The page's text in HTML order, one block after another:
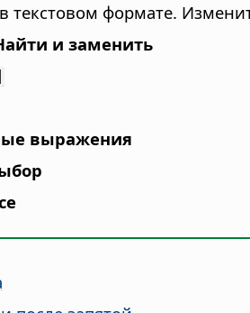
текстовом формате.
и заменить
выражения